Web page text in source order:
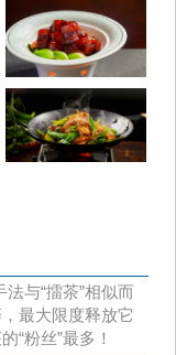
与“擂茶”相似而
最大限度释放它
“粉丝”最多！